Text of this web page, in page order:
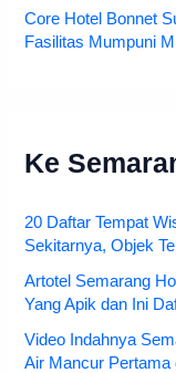
Core Hotel Bonnet
Fasilitas Mumpuni
Ke
20 Daftar Tempat
Sekitarnya, Objek
Artotel Semarang
Yang Apik dan Ini
Video Indahnya
Air Mancur Pertama